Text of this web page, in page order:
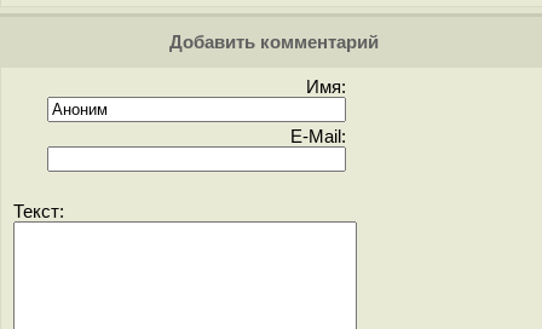
Добавить комментарий
Имя:
E-Mail:
Текст: